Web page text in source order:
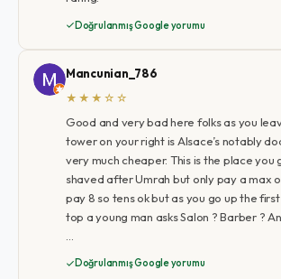
Doğrulanmış Google yorumu
Mancunian_786
★★★☆☆
Good and very bad here folks as you
tower on your right is Alsace’s notably
very much cheaper. This is the place you
shaved after Umrah but only pay a max
pay 8 so tens ok but as you go up the
top a young man asks Salon ? Barber ?
Doğrulanmış Google yorumu